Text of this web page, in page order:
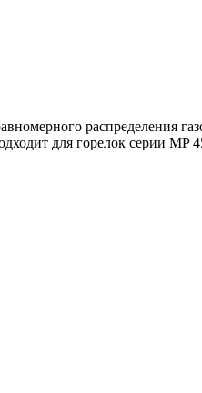
распределения
для горелок серии MP